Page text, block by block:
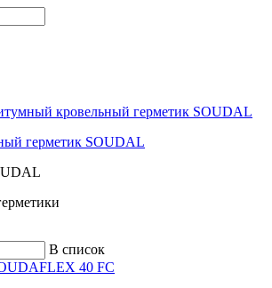
герметик SOUDAL
В список